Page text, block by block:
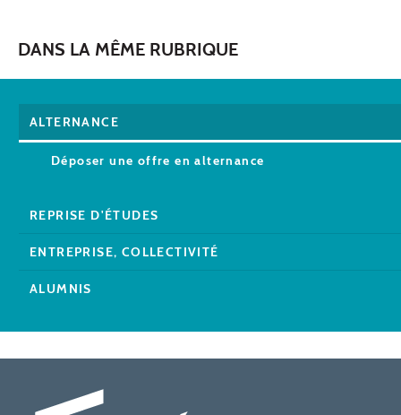
DANS LA MÊME RUBRIQUE
ALTERNANCE
Déposer une offre en alternance
REPRISE D'ÉTUDES
ENTREPRISE, COLLECTIVITÉ
ALUMNIS